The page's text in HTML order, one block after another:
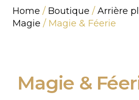
Home / Boutique / Arrière
Magie / Magie & Féerie
Magie &